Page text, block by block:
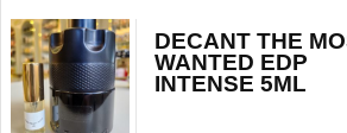
DECANT THE
WANTED EDP
INTENSE 5ML